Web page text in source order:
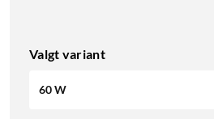
Valgt variant
60 W